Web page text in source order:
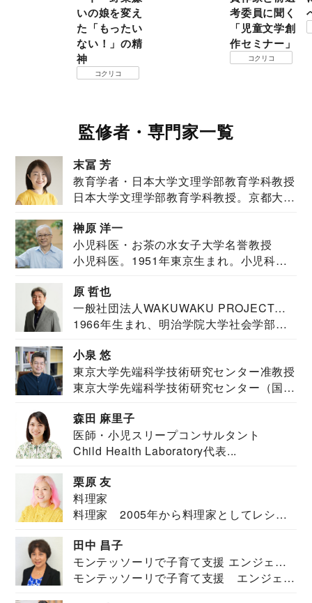
いの娘を変え
た「もったい
ない！」の精
神
コクリコ
考委員に聞く
「児童文学創
作セミナー」
コクリコ
監修者・専門家一覧
末冨 芳
教育学者・日本大学文理学部教育学科教授
日本大学文理学部教育学科教授。京都大学
榊原 洋一
小児科医・お茶の水女子大学名誉教授
小児科医。1951年東京生まれ。小児科
原 哲也
一般社団法人WAKUWAKU PROJECT
JAPAN代表・言語聴覚士・社会福祉士
1966年生まれ、明治学院大学社会学部福
小泉 悠
東京大学先端科学技術研究センター准教授
東京大学先端科学技術研究センター（国際
森田 麻里子
医師・小児スリープコンサルタント
Child Health Laboratory代表...
栗原 友
料理家
料理家 2005年から料理家としてレシピ
田中 昌子
モンテッソーリで子育て支援 エンジェル
ズハウス研究所所長
モンテッソーリで子育て支援 エンジェル